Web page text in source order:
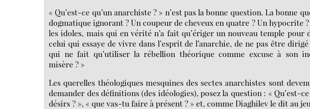
« Qu’est-ce qu’un anarchiste ? » n’est pas la bonne question. La bonne
dogmatique ignorant ? Un coupeur de cheveux en quatre ? Un
les idoles, mais qui en vérité n’a fait qu’ériger un nouveau temple pour
celui qui essaye de vivre dans l’esprit de l’anarchie, de ne pas être
qui ne fait qu’utiliser la rébellion théorique comme excuse à son
misère ? »
Les querelles théologiques mesquines des sectes anarchistes sont
demander des définitions (des idéologies), posez la question : « Qu’est-
désirs ? », « que vas-tu faire à présent ? » et, comme Diaghilev le dit au